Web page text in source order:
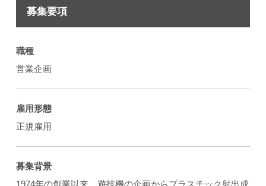
募集要項
職種
営業企画
雇用形態
正規雇用
募集背景
1974年の創業以来、遊技機の企画からプラスチック射出成